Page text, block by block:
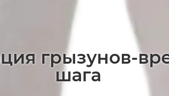
грызунов-
шага